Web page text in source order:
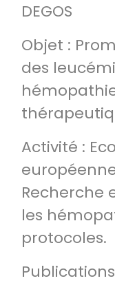
DEGOS
Objet :
des
Activité :
Recherche
les
protocoles.
Publications